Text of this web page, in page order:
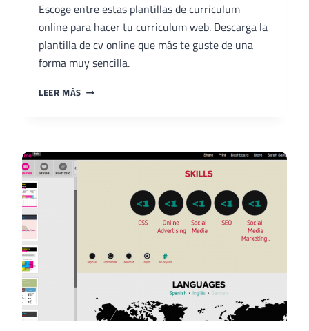
Escoge entre estas plantillas de curriculum
online para hacer tu curriculum web. Descarga la
plantilla de cv online que más te guste de una
forma muy sencilla.
LEER MÁS PLANTILLAS